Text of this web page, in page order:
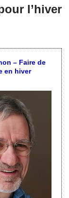
l’hiver
– Faire de
en hiver